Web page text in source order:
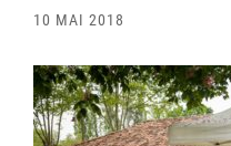
10 MAI 2018